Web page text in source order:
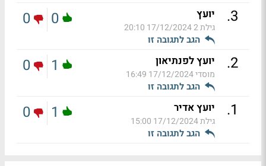
3
. יועץ
גילת 2 17/12/2024 20:10
הגב לתגובה זו
0
0
2
. יועץ לפנתיאון
מוסדי17/12/2024 16:49
הגב לתגובה זו
1
0
1
. יועץ אדיר
גילת17/12/2024 15:00
הגב לתגובה זו
1
0